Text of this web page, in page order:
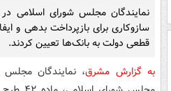
نمایندگان مجلس شورای اسلامی
سازوکاری برای بازپرداخت بدهی و
قطعی دولت به بانک‌ها تعیین کردند.
به گزارش مشرق